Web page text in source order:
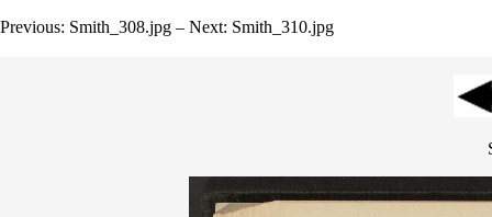
Previous: Smith_308.jpg – Next: Smith_310.jpg